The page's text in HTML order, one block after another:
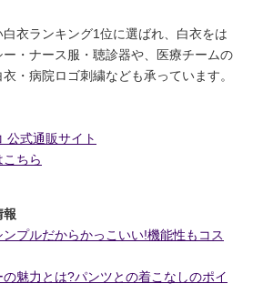
衣ランキング1位に選ばれ、白衣をは
・ナース服・聴診器や、医療チームの
・病院ロゴ刺繍なども承っています。
公式通販サイト
ちら
報
プルだからかっこいい!機能性もコス
魅力とは?パンツとの着こなしのポイ